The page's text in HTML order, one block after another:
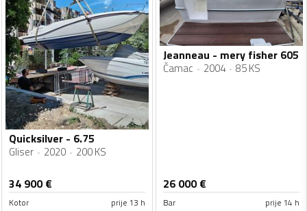
Quicksilver - 6.75
Gliser 2020 200 KS
34 900€
Kotor prije 13 h
Jeanneau - mery fisher 605
Čamac 2004 85 KS
26 000€
Bar prije 14 h